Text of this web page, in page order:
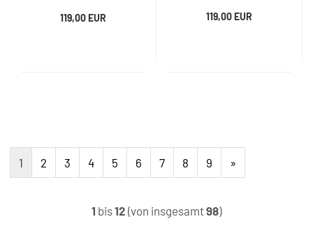
119,00 EUR
119,00 EUR
1 2 3 4 5 6 7 8 9 »
1 bis12 (von insgesamt98)